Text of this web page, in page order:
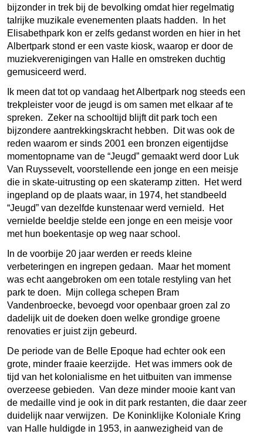
bijzonder in trek bij de bevolking omdat hier regelmatig
talrijke muzikale evenementen plaats hadden. In het
Elisabethpark kon er zelfs gedanst worden en hier in het
Albertpark stond er een vaste kiosk, waarop er door de
muziekverenigingen van Halle en omstreken duchtig
gemusiceerd werd.
Ik meen dat tot op vandaag het Albertpark nog steeds een
trekpleister voor de jeugd is om samen met elkaar af te
spreken. Zeker na schooltijd blijft dit park toch een
bijzondere aantrekkingskracht hebben. Dit was ook de
reden waarom er sinds 2001 een bronzen eigentijdse
momentopname van de “Jeugd” gemaakt werd door Luk
Van Ruyssevelt, voorstellende een jonge en een meisje
die in skate-uitrusting op een skateramp zitten. Het werd
ingepland op de plaats waar, in 1974, het standbeeld
“Jeugd” van dezelfde kunstenaar werd vernield. Het
vernielde beeldje stelde een jonge en een meisje voor
met hun boekentasje op weg naar school.
In de voorbije 20 jaar werden er reeds kleine
verbeteringen en ingrepen gedaan. Maar het moment
was echt aangebroken om een totale restyling van het
park te doen. Mijn collega schepen Bram
Vandenbroecke, bevoegd voor openbaar groen zal zo
dadelijk uit de doeken doen welke grondige groene
renovaties er juist zijn gebeurd.
De periode van de Belle Epoque had echter ook een
grote, minder fraaie keerzijde. Het was immers ook de
tijd van het kolonialisme en het uitbuiten van immense
overzeese gebieden. Van deze minder mooie kant van
de medaille vind je ook in dit park restanten, die daar zeer
duidelijk naar verwijzen. De Koninklijke Koloniale Kring
van Halle huldigde in 1953, in aanwezigheid van de